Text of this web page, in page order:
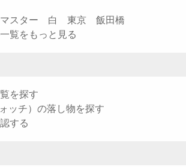
マスター 白 東京 飯田橋
覧をもっと見る
を探す
ッチ）の落し物を探す
する